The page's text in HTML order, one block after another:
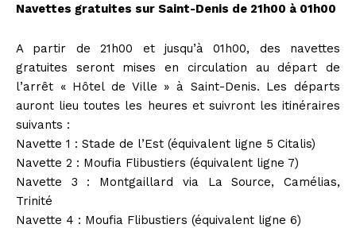
Navettes gratuites sur Saint-Denis de 21h00 à 01h00
A partir de 21h00 et jusqu’à 01h00, des navettes
gratuites seront mises en circulation au départ de
l’arrêt « Hôtel de Ville » à Saint-Denis. Les départs
auront lieu toutes les heures et suivront les itinéraires
suivants :
Navette 1 : Stade de l’Est (équivalent ligne 5 Citalis)
Navette 2 : Moufia Flibustiers (équivalent ligne 7)
Navette 3 : Montgaillard via La Source, Camélias,
Trinité
Navette 4 : Moufia Flibustiers (équivalent ligne 6)